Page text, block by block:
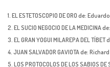
1. EL ESTETOSCOPIO DE ORO de:
2. EL SUCIO NEGOCIO DE LA
3. EL GRAN YOGUI MILAREPA DEL TÍBET
4. JUAN SALVADOR GAVIOTA de:
5. LOS PROTOCOLOS DE LOS SABIOS